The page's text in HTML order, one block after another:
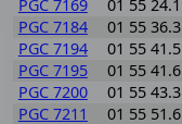
PGC 7169
01 55 24.1
PGC 7184
01 55 36.3
PGC 7194
01 55 41.5
PGC 7195
01 55 41.6
PGC 7200
01 55 43.3
PGC 7211
01 55 51.6